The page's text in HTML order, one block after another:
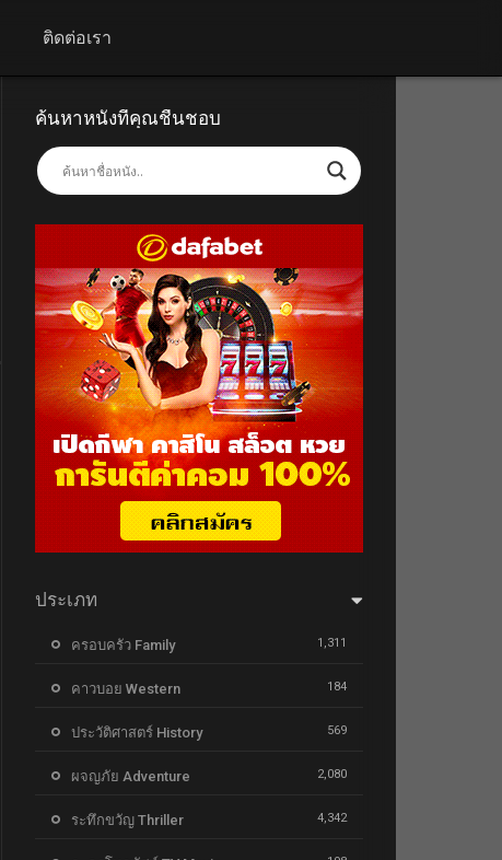
ติดต่อเรา
ค้นหาหนังที่คุณชื่นชอบ
ประเภท
ครอบครัว Family 1,311
คาวบอย Western 184
ประวัติศาสตร์ History 569
ผจญภัย Adventure 2,080
ระทึกขวัญ Thriller 4,342